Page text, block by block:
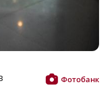
Фотобанк
×